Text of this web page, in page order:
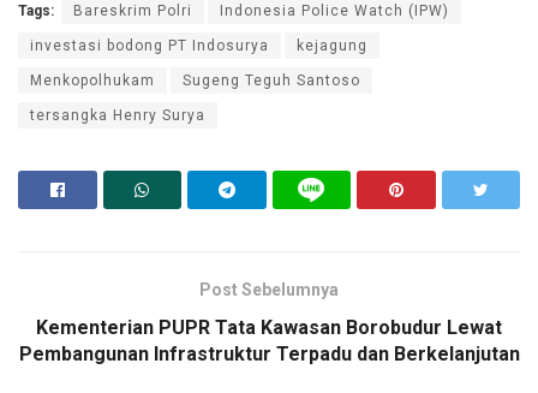
Tags: Bareskrim Polri Indonesia Police Watch (IPW)
investasi bodong PT Indosurya kejagung
Menkopolhukam Sugeng Teguh Santoso
tersangka Henry Surya
Post Sebelumnya
Kementerian PUPR Tata Kawasan Borobudur Lewat
Pembangunan Infrastruktur Terpadu dan Berkelanjutan